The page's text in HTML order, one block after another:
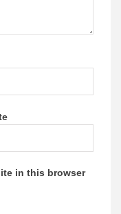
in this browser